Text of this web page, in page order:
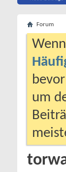
Forum
um